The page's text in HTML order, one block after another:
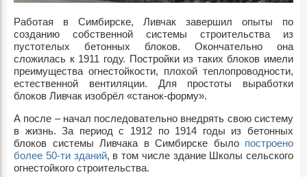
Работая в Симбирске, Ливчак завершил опыты по
созданию собственной системы строительства из
пустотелых бетонных блоков. Окончательно она
сложилась к 1911 году. Постройки из таких блоков имели
преимущества огнестойкости, плохой теплопроводности,
естественной вентиляции. Для простоты выработки
блоков Ливчак изобрёл «станок-форму».
А после – начал последовательно внедрять свою систему
в жизнь. За период с 1912 по 1914 годы из бетонных
блоков системы Ливчака в Симбирске было построено
более 50-ти зданий, в том числе здание Школы сельского
огнестойкого строительства.